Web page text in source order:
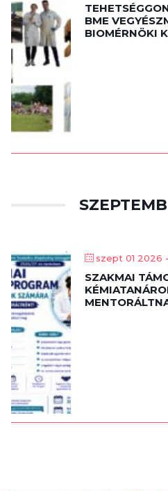
BME
BIOMÉRNÖKI
szept 01 2026
SZAKMAI